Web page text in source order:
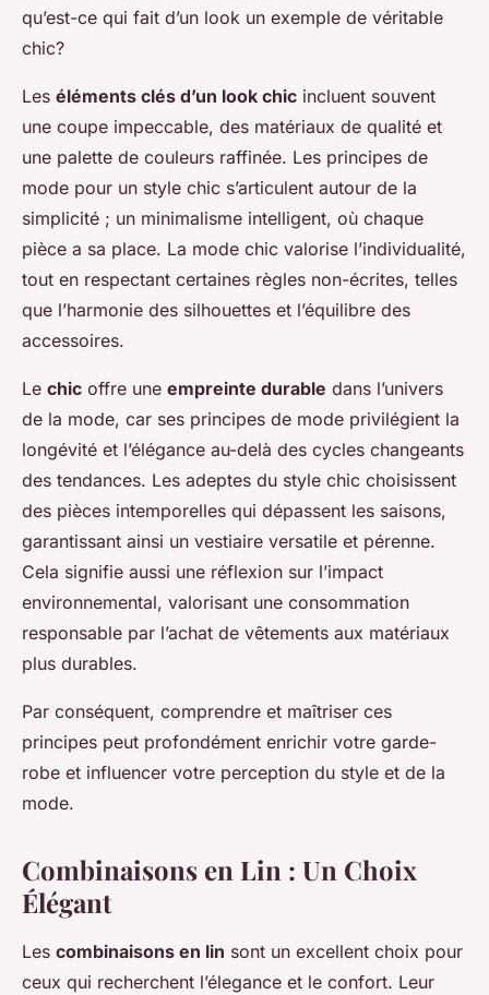
qu’est-ce qui fait d’un look un exemple de véritable
chic?
Les éléments clés d’un look chic incluent souvent
une coupe impeccable, des matériaux de qualité et
une palette de couleurs raffinée. Les principes de
mode pour un style chic s’articulent autour de la
simplicité ; un minimalisme intelligent, où chaque
pièce a sa place. La mode chic valorise l’individualité,
tout en respectant certaines règles non-écrites, telles
que l’harmonie des silhouettes et l’équilibre des
accessoires.
Le chic offre une empreinte durable dans l’univers
de la mode, car ses principes de mode privilégient la
longévité et l’élégance au-delà des cycles changeants
des tendances. Les adeptes du style chic choisissent
des pièces intemporelles qui dépassent les saisons,
garantissant ainsi un vestiaire versatile et pérenne.
Cela signifie aussi une réflexion sur l’impact
environnemental, valorisant une consommation
responsable par l’achat de vêtements aux matériaux
plus durables.
Par conséquent, comprendre et maîtriser ces
principes peut profondément enrichir votre garde-
robe et influencer votre perception du style et de la
mode.
Combinaisons en Lin : Un Choix
Élégant
Les combinaisons en lin sont un excellent choix pour
ceux qui recherchent l’élegance et le confort. Leur